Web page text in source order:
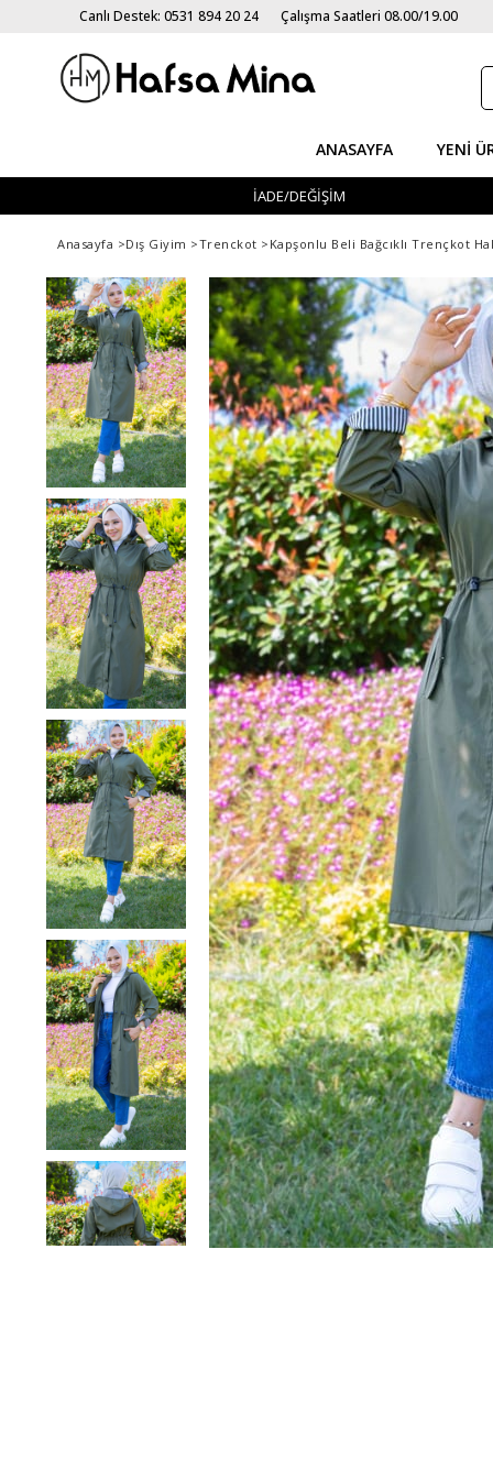
Canlı Destek: 0531 894 20 24 Çalışma Saatleri 08.00/19.00
ANASAYFA YENI
İADE/DEĞİŞİM
Anasayfa >Dış Giyim >Trenckot > Kapşonlu Beli Bağcıklı Trençkot